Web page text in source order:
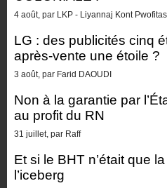
4 août, par LKP - Liyannaj Kont
LG : des publicités cinq
après-vente une étoile ?
3 août, par Farid DAOUDI
Non à la garantie par
au profit du RN
31 juillet, par Raff
Et si le BHT n’était que
l’iceberg